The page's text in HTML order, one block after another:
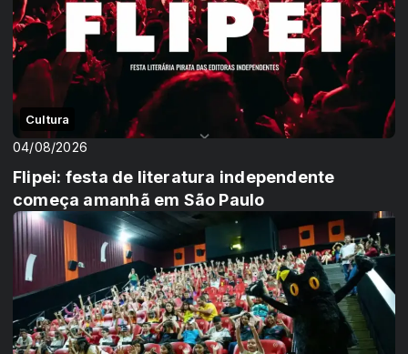
Cultura
04/08/2026
Flipei: festa de literatura independente
começa amanhã em São Paulo